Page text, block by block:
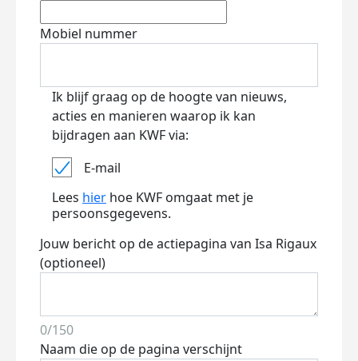
Mobiel nummer
Ik blijf graag op de hoogte van nieuws,
acties en manieren waarop ik kan
bijdragen aan KWF via:
E-mail
Lees hier hoe KWF omgaat met je
persoonsgegevens.
Jouw bericht op de actiepagina van Isa Rigaux
(optioneel)
0/150
Naam die op de pagina verschijnt